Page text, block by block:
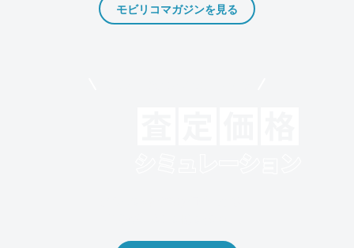
モビリコマガジンを見る